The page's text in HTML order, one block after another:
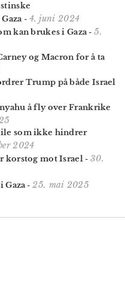
- 4. juni 2024
kan brukes i Gaza -5.
og Macron for å ta
Trump på både Israel
å fly over Frankrike
som ikke hindrer
2024
korstog mot Israel - 30.
Gaza -25. mai 2025